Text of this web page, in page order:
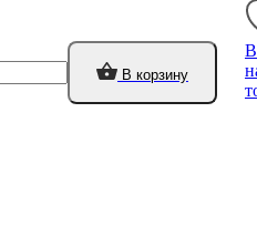
В корзину
В